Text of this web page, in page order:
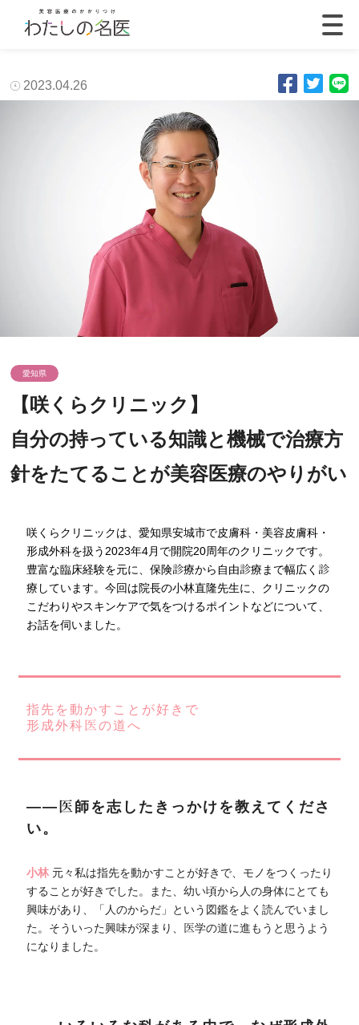
2023.04.26
愛知県
【咲くらクリニック】
自分の持っている知識と機械で治療方
針をたてることが美容医療のやりがい
咲くらクリニックは、愛知県安城市で皮膚科・美容皮膚科・
形成外科を扱う2023年4月で開院20周年のクリニックです。
豊富な臨床経験を元に、保険診療から自由診療まで幅広く診
療しています。今回は院長の小林直隆先生に、クリニックの
こだわりやスキンケアで気をつけるポイントなどについて、
お話を伺いました。
指先を動かすことが好きで
形成外科医の道へ
――医師を志したきっかけを教えてくださ
い。
小林 元々私は指先を動かすことが好きで、モノをつくったり
することが好きでした。また、幼い頃から人の身体にとても
興味があり、「人のからだ」という図鑑をよく読んでいまし
た。そういった興味が深まり、医学の道に進もうと思うよう
になりました。